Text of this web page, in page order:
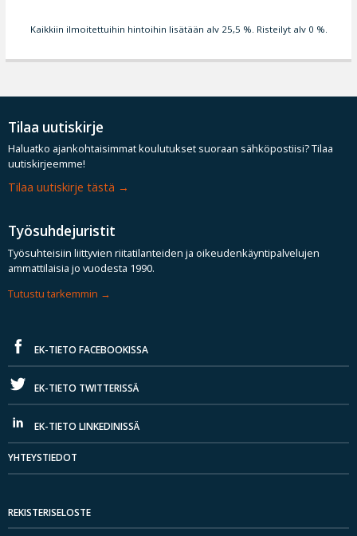
Kaikkiin ilmoitettuihin hintoihin lisätään alv 25,5 %. Risteilyt alv 0 %.
Tilaa uutiskirje
Haluatko ajankohtaisimmat koulutukset suoraan sähköpostiisi? Tilaa
uutiskirjeemme!
Tilaa uutiskirje tästä
Työsuhdejuristit
Työsuhteisiin liittyvien riitatilanteiden ja oikeudenkäyntipalvelujen
ammattilaisia jo vuodesta 1990.
Tutustu tarkemmin
EK-TIETO FACEBOOKISSA
EK-TIETO TWITTERISSÄ
EK-TIETO LINKEDINISSÄ
YHTEYSTIEDOT
REKISTERISELOSTE